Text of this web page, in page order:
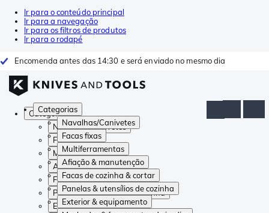
Ir para o conteúdo principal
Ir para a navegação
Ir para os filtros de produtos
Ir para o rodapé
Encomenda antes das 14:30 e será enviado no mesmo dia
Categorias
Navalhas/Canivetes
Facas fixas
Multiferramentas
Afiação & manutenção
Facas de cozinha & cortar
Panelas & utensílios de cozinha
Exterior & equipamento
Categorias
Navalhas/Canivetes
Facas fixas
Multiferramentas
Afiação & manutenção
Facas de cozinha & cortar
Panelas & utensílios de cozinha
Exterior & equipamento